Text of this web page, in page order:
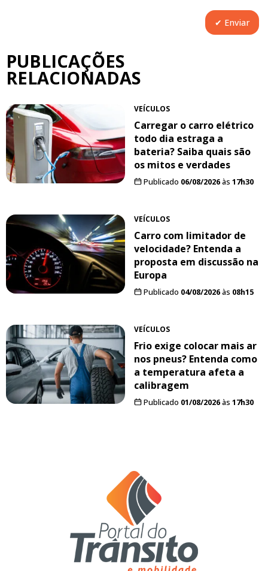
PUBLICAÇÕES
RELACIONADAS
VEÍCULOS
Carregar o carro elétrico
todo dia estraga a
bateria? Saiba quais são
os mitos e verdades
Publicado 06/08/2026às 17h30
VEÍCULOS
Carro com limitador de
velocidade? Entenda a
proposta em discussão na
Europa
Publicado 04/08/2026às 08h15
VEÍCULOS
Frio exige colocar mais ar
nos pneus? Entenda como
a temperatura afeta a
calibragem
Publicado 01/08/2026às 17h30